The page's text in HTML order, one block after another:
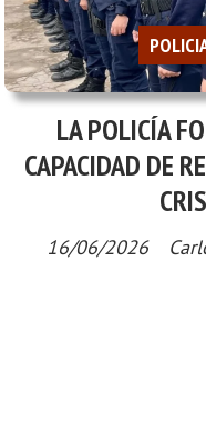
LA POLICÍA
CAPACIDAD DE
16/06/2026